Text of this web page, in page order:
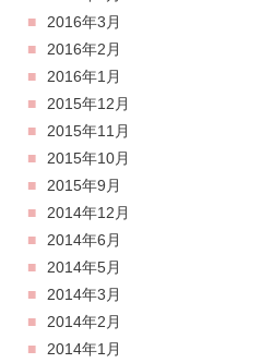
2016年3月
2016年2月
2016年1月
2015年12月
2015年11月
2015年10月
2015年9月
2014年12月
2014年6月
2014年5月
2014年3月
2014年2月
2014年1月